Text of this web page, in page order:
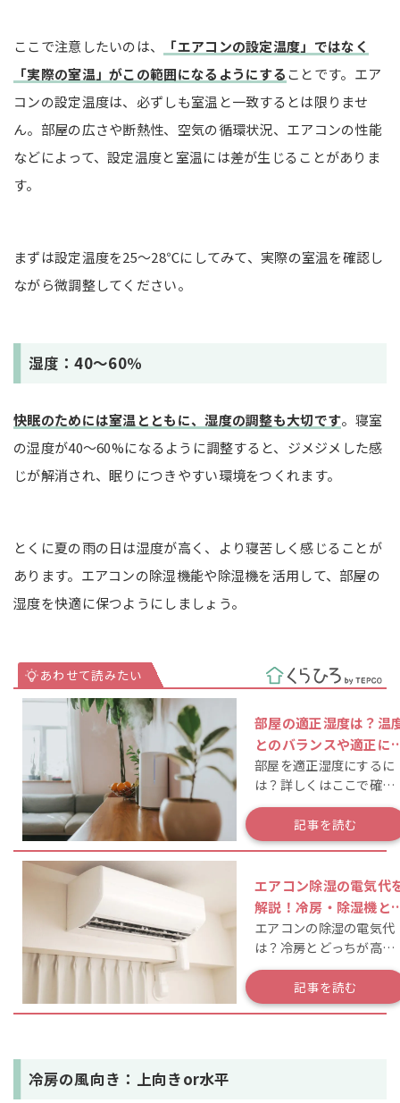
ここで注意したいのは、
「エアコンの設定温度」ではなく
「実際の室温」がこの範囲になるようにすることです。エア
コンの設定温度は、必ずしも室温と一致するとは限りませ
ん。部屋の広さや断熱性、空気の循環状況、エアコンの性能
などによって、設定温度と室温には差が生じることがありま
す。
まずは設定温度を25～28℃にしてみて、実際の室温を確認し
ながら微調整してください。
湿度：40～60％
快眠のためには室温とともに、湿度の調整も大切です。寝室
の湿度が40～60%になるように調整すると、ジメジメした感
じが解消され、眠りにつきやすい環境をつくれます。
とくに夏の雨の日は湿度が高く、より寝苦しく感じることが
あります。エアコンの除湿機能や除湿機を活用して、部屋の
湿度を快適に保つようにしましょう。
部屋の適正湿度は？温
とのバランスや適正に
つ方法を解説
部屋を適正湿度にするに
は？詳しくはここで確
認！
記事を読む
エアコン除湿の電気代
解説！冷房・除湿機と
料金比較や節約法も
エアコンの除湿の電気代
は？冷房とどっちが高い
か知ってる？
記事を読む
冷房の風向き：上向きor水平